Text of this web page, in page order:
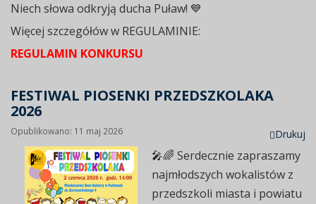
Niech słowa odkryją ducha Puław! 💙
Więcej szczegółów w REGULAMINIE:
REGULAMIN KONKURSU
FESTIWAL PIOSENKI PRZEDSZKOLAKA
2026
Drukuj
Opublikowano: 11 maj 2026
🎤🌈 Serdecznie zapraszamy
najmłodszych wokalistów z
przedszkoli miasta i powiatu